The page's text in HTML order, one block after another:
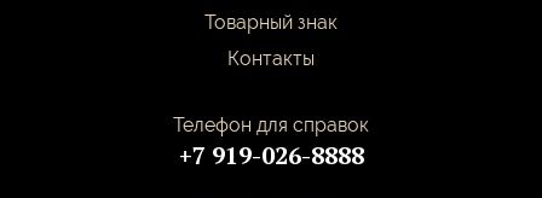
Товарный знак
Контакты
Телефон для справок
+7 919-026-8888